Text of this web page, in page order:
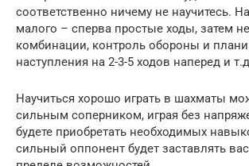
соответственно ничему не научитесь.
малого – сперва простые ходы, затем
комбинации, контроль обороны и
наступления на 2-3-5 ходов наперед и
Научиться хорошо играть в шахматы
сильным соперником, играя без
будете приобретать необходимых
сильный оппонент будет заставлять